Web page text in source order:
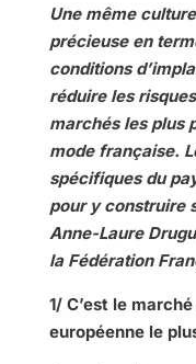
Une même
précieuse en
conditions
réduire les
marchés les plus
mode française.
spécifiques du
pour y construire
Anne-Laure
la Fédération
1/ C’est le
européenne le